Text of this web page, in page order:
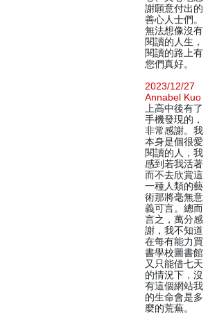
謝願意付出的
善心人士們。
無法想像沒有
閱讀的人生，
閱讀的路上有
您們真好。
2023/12/27
Annabel Kuo
上高中後有了
手機發現的，
非常感謝。我
本身是個很愛
閱讀的人，我
感到若我活著
而不去欣賞這
一種人類的藝
術那將毫無意
義可言。總而
言之，萬分感
謝，我不知道
在每有能力買
書學校圖書館
又只能借七天
的情況下，沒
有這個網站我
的生命會是多
麼的荒蕪。